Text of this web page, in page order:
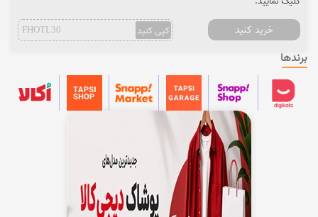
خرید کنید کپی کنید FHOTL30
برندها